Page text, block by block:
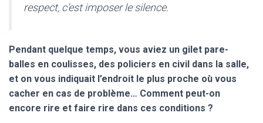
respect, c’est imposer le silence.
Pendant quelque temps, vous aviez un gilet pare-
balles en coulisses, des policiers en civil dans la salle,
et on vous indiquait l’endroit le plus proche où vous
cacher en cas de problème… Comment peut-on
encore rire et faire rire dans ces conditions ?